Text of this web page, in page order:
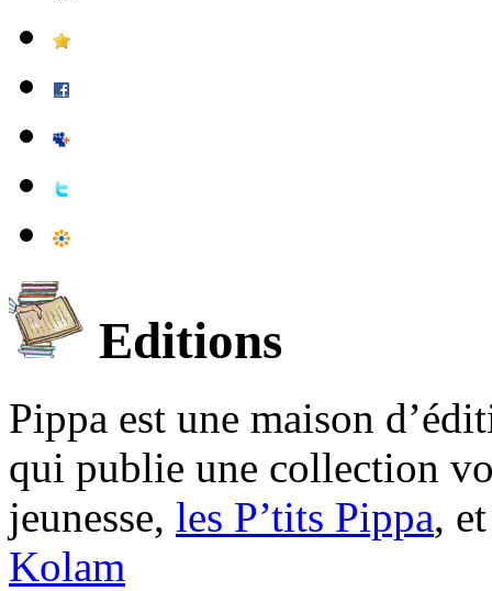
Editions
Pippa est une maison
qui publie une collection
jeunesse, les P’tits Pippa,
Kolam